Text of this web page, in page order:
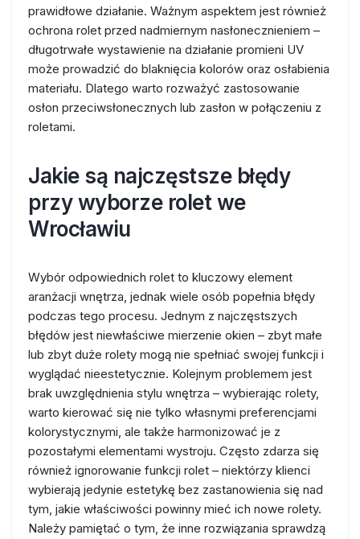
prawidłowe działanie. Ważnym aspektem jest również
ochrona rolet przed nadmiernym nasłonecznieniem –
długotrwałe wystawienie na działanie promieni UV
może prowadzić do blaknięcia kolorów oraz osłabienia
materiału. Dlatego warto rozważyć zastosowanie
osłon przeciwsłonecznych lub zasłon w połączeniu z
roletami.
Jakie są najczęstsze błędy
przy wyborze rolet we
Wrocławiu
Wybór odpowiednich rolet to kluczowy element
aranżacji wnętrza, jednak wiele osób popełnia błędy
podczas tego procesu. Jednym z najczęstszych
błędów jest niewłaściwe mierzenie okien – zbyt małe
lub zbyt duże rolety mogą nie spełniać swojej funkcji i
wyglądać nieestetycznie. Kolejnym problemem jest
brak uwzględnienia stylu wnętrza – wybierając rolety,
warto kierować się nie tylko własnymi preferencjami
kolorystycznymi, ale także harmonizować je z
pozostałymi elementami wystroju. Często zdarza się
również ignorowanie funkcji rolet – niektórzy klienci
wybierają jedynie estetykę bez zastanowienia się nad
tym, jakie właściwości powinny mieć ich nowe rolety.
Należy pamiętać o tym, że inne rozwiązania sprawdzą